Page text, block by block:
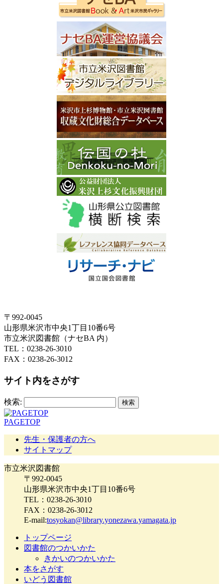
〒992-0045
山形県米沢市中央1丁目10番6号
市立米沢図書館（ナセBA 内）
TEL：0238-26-3010
FAX：0238-26-3012
サイト内をさがす
検索:
PAGETOP
先生・保護者の方へ
サイトマップ
市立米沢図書館
〒992-0045
山形県米沢市中央1丁目10番6号
TEL：0238-26-3010
FAX：0238-26-3012
E-mail:tosyokan@library.yonezawa.yamagata.jp
トップページ
図書館のつかいかた
きかいのつかいかた
本をさがす
いどう図書館